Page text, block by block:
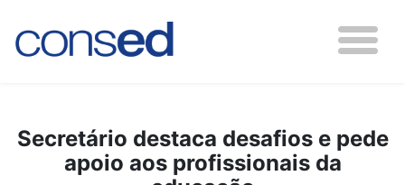
Secretário destaca desafios e pede
apoio aos profissionais da